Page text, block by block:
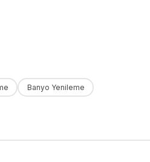
Banyo Yenileme